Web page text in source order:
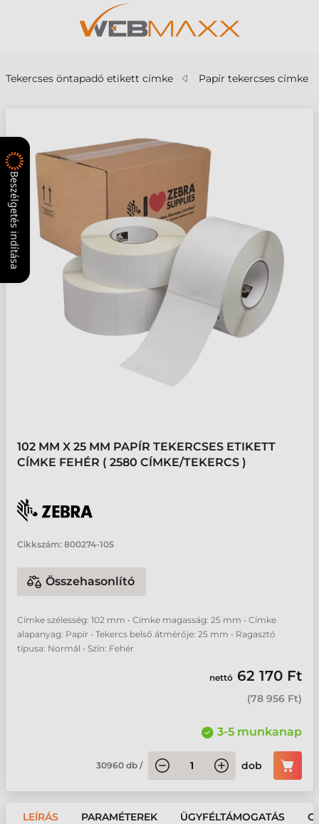
Tekercses öntapadó etikett címke Papír tekercses címke
102 MM X 25 MM PAPÍR TEKERCSES ETIKETT
CÍMKE FEHÉR ( 2580 CÍMKE/TEKERCS )
Cikkszám: 800274-105
Összehasonlító
Címke szélesség: 102 mm • Címke magasság: 25 mm • Címke
alapanyag: Papír • Tekercs belső átmérője: 25 mm • Ragasztó
típusa: Normál • Szín: Fehér
nettó 62 170 Ft
(78 956 Ft)
3-5 munkanap
30960 db / dob
LEÍRÁS PARAMÉTEREK ÜGYFÉLTÁMOGATÁS
Beszélgetés indítása